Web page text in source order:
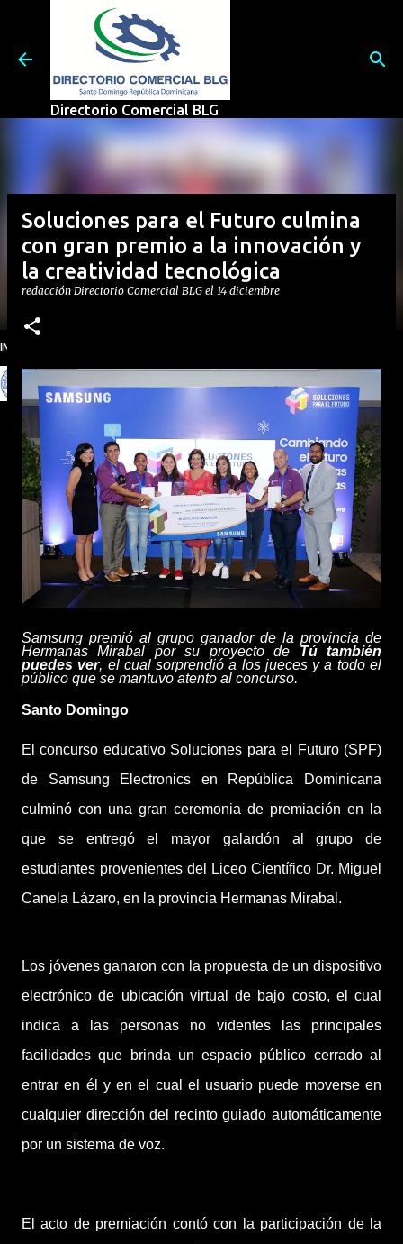
Ir al contenido principal
Directorio Comercial BLG
INSTITUTO NACIONAL DE AGUAS POTABLES Y ALCANTARRILLADOS
Soluciones para el Futuro culmina
con gran premio a la innovación y
la creatividad tecnológica
redacción Directorio Comercial BLG el 14 diciembre
Samsung premió al grupo ganador de la provincia de
Hermanas Mirabal por su proyecto de Tú también
puedes ver, el cual sorprendió a los jueces y a todo el
público que se mantuvo atento al concurso.
Santo Domingo
El concurso educativo Soluciones para el Futuro (SPF)
de Samsung Electronics
en República Dominicana
culminó con una gran ceremonia de premiación en la
que se entregó el mayor galardón al grupo de
estudiantes provenientes del Liceo Científico Dr. Miguel
Canela Lázaro, en la provincia Hermanas Mirabal.
Los jóvenes ganaron con la propuesta de un dispositivo
electrónico de ubicación virtual de bajo costo, el cual
indica a las personas no videntes las principales
facilidades que brinda un espacio público cerrado al
entrar en él y en el cual el usuario puede moverse en
cualquier dirección del recinto guiado automáticamente
por un sistema de voz.
El acto de premiación contó con la participación de la